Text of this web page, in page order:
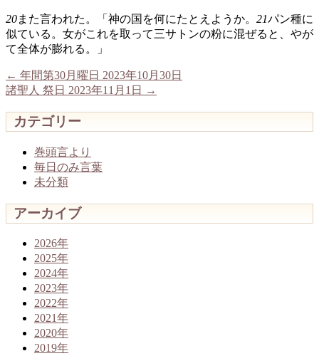
20また言われた。「神の国を何にたとえようか。 21パン種に
似ている。女がこれを取って三サトンの粉に混ぜると、やが
て全体が膨れる。」
← 年間第30月曜日 2023年10月30日
諸聖人 祭日 2023年11月1日
→
カテゴリー
巻頭言より
毎日のみ言葉
未分類
アーカイブ
2026年
2025年
2024年
2023年
2022年
2021年
2020年
2019年